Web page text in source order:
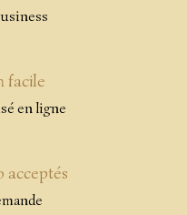
facile
en ligne
acceptés